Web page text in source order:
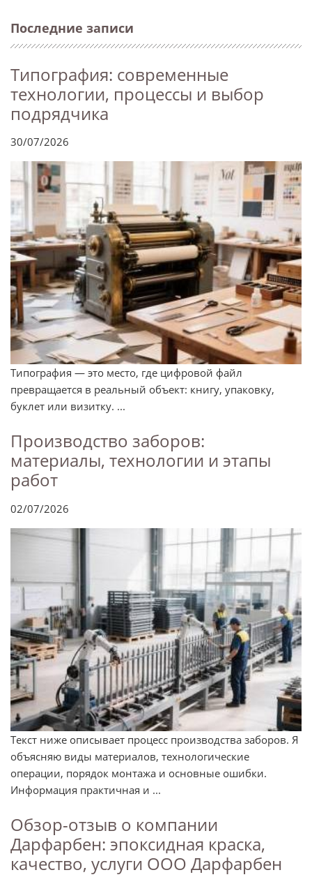
Последние записи
Типография: современные
технологии, процессы и выбор
подрядчика
30/07/2026
Типография — это место, где цифровой файл
превращается в реальный объект: книгу, упаковку,
буклет или визитку. ...
Производство заборов:
материалы, технологии и этапы
работ
02/07/2026
Текст ниже описывает процесс производства заборов. Я
объясняю виды материалов, технологические
операции, порядок монтажа и основные ошибки.
Информация практичная и ...
Обзор-отзыв о компании
Дарфарбен: эпоксидная краска,
качество, услуги ООО Дарфарбен